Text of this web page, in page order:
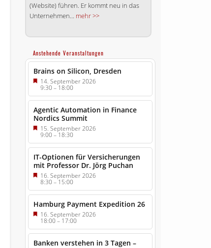
(Website) führen. Er kommt neu in das
Unternehmen... mehr >>
Anstehende Veranstaltungen
Brains on Silicon, Dresden
14. September 2026
9:30–18:00
Agentic Automation in Finance
Nordics Summit
15. September 2026
9:00–18:30
IT-Optionen für Versicherungen
mit Professor Dr. Jörg Puchan
16. September 2026
8:30–15:00
Hamburg Payment Expedition 26
16. September 2026
18:00– 17:00
Banken verstehen in 3 Tagen –